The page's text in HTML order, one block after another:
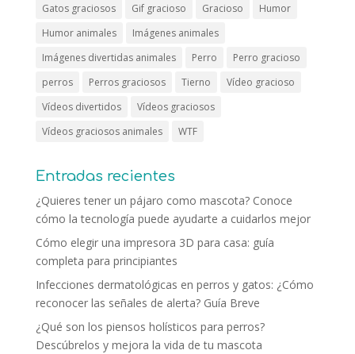
Gatos graciosos
Gif gracioso Gracioso
Humor
Humor animales
Imágenes animales
Imágenes divertidas animales
Perro
Perro gracioso
perros
Perros graciosos Tierno
Vídeo gracioso
Vídeos divertidos
Vídeos graciosos
Vídeos graciosos animales
WTF
Entradas recientes
¿Quieres tener un pájaro como mascota? Conoce
cómo la tecnología puede ayudarte a cuidarlos mejor
Cómo elegir una impresora 3D para casa: guía
completa para principiantes
Infecciones dermatológicas en perros y gatos: ¿Cómo
reconocer las señales de alerta? Guía Breve
¿Qué son los piensos holísticos para perros?
Descúbrelos y mejora la vida de tu mascota